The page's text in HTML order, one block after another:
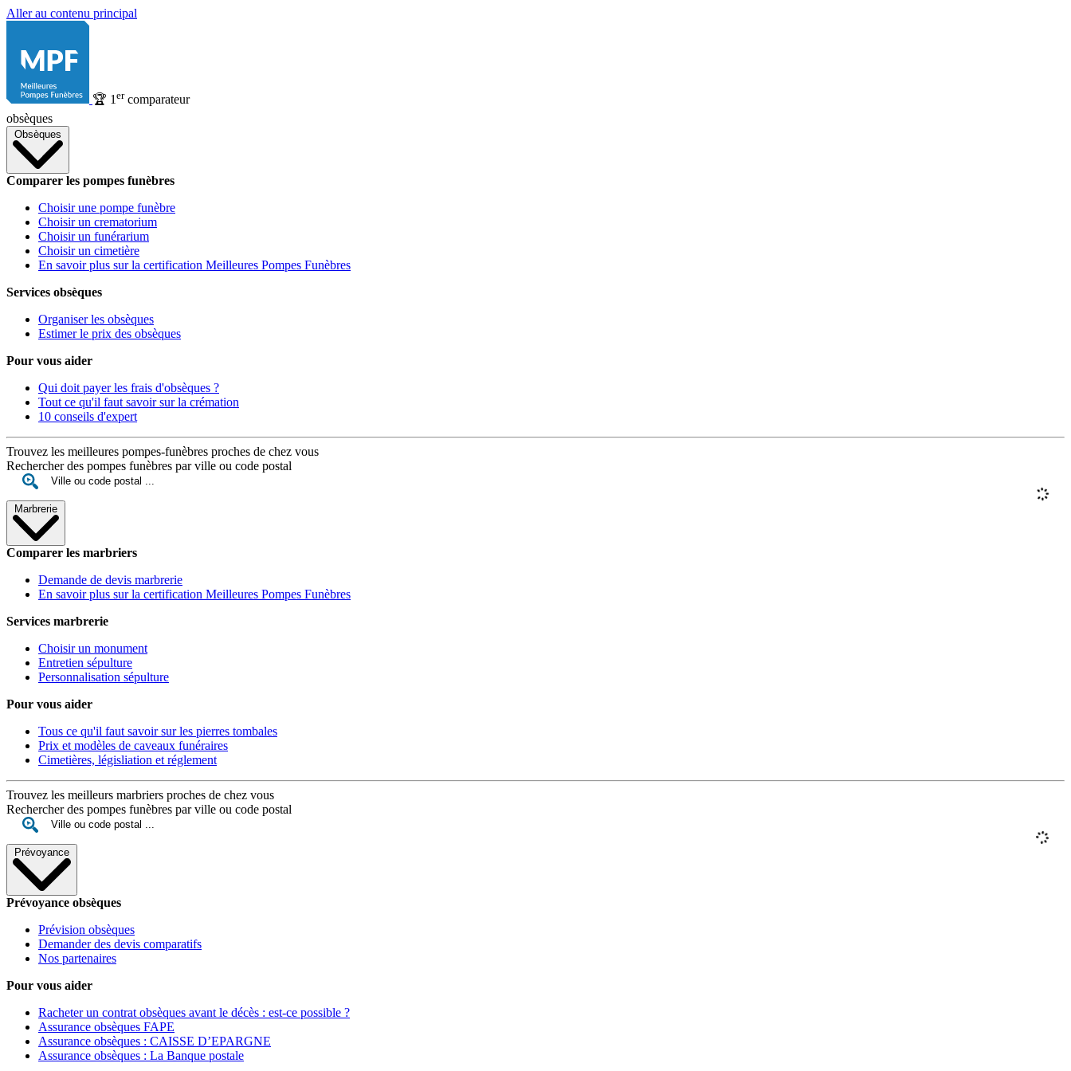
Aller au contenu principal
🏆 1 ercomparateur
obsèques
Obsèques
Comparer les pompes funèbres
Choisir une pompe funèbre
Choisir un crematorium
Choisir un funérarium
Choisir un cimetière
En savoir plus sur la certification Meilleures Pompes Funèbres
Services obsèques
Organiser les obsèques
Estimer le prix des obsèques
Pour vous aider
Qui doit payer les frais d'obsèques ?
Tout ce qu'il faut savoir sur la crémation
10 conseils d'expert
Trouvez les meilleures pompes-funèbres proches de chez vous
Rechercher des pompes funèbres par ville ou code postal
Marbrerie
Comparer les marbriers
Demande de devis marbrerie
En savoir plus sur la certification Meilleures Pompes Funèbres
Services marbrerie
Choisir un monument
Entretien sépulture
Personnalisation sépulture
Pour vous aider
Tous ce qu'il faut savoir sur les pierres tombales
Prix et modèles de caveaux funéraires
Cimetières, législiation et réglement
Trouvez les meilleurs marbriers proches de chez vous
Rechercher des pompes funèbres par ville ou code postal
Prévoyance
Prévoyance obsèques
Prévision obsèques
Demander des devis comparatifs
Nos partenaires
Pour vous aider
Racheter un contrat obsèques avant le décès : est-ce possible ?
Assurance obsèques FAPE
Assurance obsèques : CAISSE D’EPARGNE
Assurance obsèques : La Banque postale